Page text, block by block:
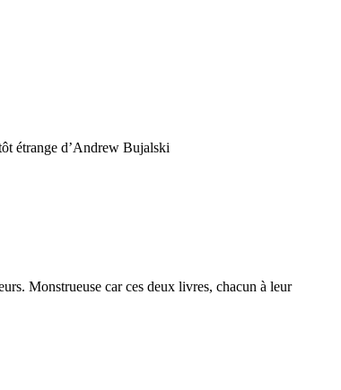
étrange d’Andrew Bujalski
Monstrueuse car ces deux livres, chacun à leur